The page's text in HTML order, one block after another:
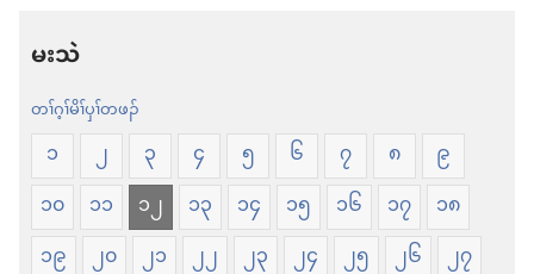
ကၠံၤ
တၢၤ
တၢ်
က
လုၢ်
မးသဲ
တၢ်ဂ့ၢ်မိၢ်ပှၢ်တဖၣ်
၁ ၂ ၃ ၄ ၅ ၆ ၇ ၈
၉
၁၀
၁၁ ၁၂ ၁၃ ၁၄ ၁၅ ၁၆ ၁၇
၁၈
၁၉
၂၀ ၂၁ ၂၂ ၂၃ ၂၄ ၂၅ ၂၆
၂၇